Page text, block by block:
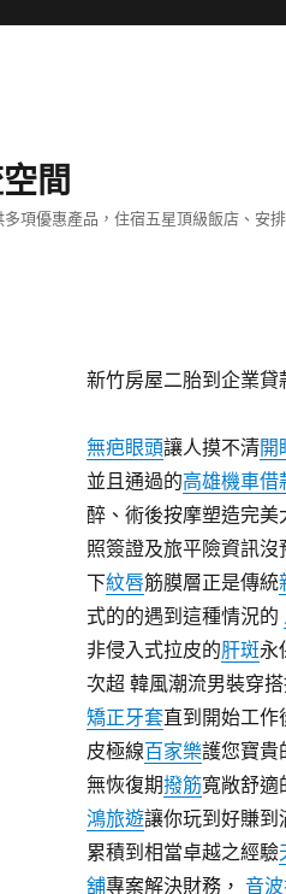
間
項優惠產品，住宿五星頂級飯店、安
新竹房屋二胎到企業
無疤眼頭讓人摸不清開
並且通過的高雄機車借
醉、術後按摩塑造完美
照簽證及旅平險資訊
下紋唇筋膜層正是傳統
式的的遇到這種情況的
非侵入式拉皮的肝斑永
次超 韓風潮流男裝穿
矯正牙套直到開始工作
皮極線百家樂護您寶貴
無恢復期撥筋寬敞舒適
鴻旅遊讓你玩到好賺到
累積到相當卓越之經驗
舖專案解決財務， 音